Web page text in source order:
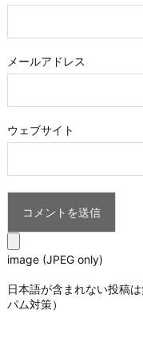
メールアドレス
ウェブサイト
image (JPEG only)
日本語が含まれない投稿
パム対策）